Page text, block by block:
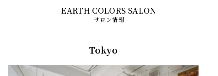
サロン情報
Tokyo